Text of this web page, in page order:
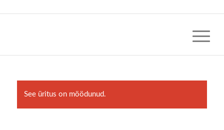
See üritus on möödunud.